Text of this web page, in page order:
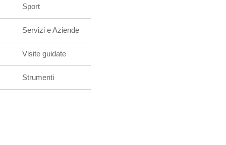
Sport
Servizi e Aziende
Visite guidate
Strumenti